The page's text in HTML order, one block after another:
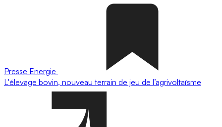
Presse Energie
L'élevage bovin, nouveau terrain de jeu de l’agrivoltaïsme